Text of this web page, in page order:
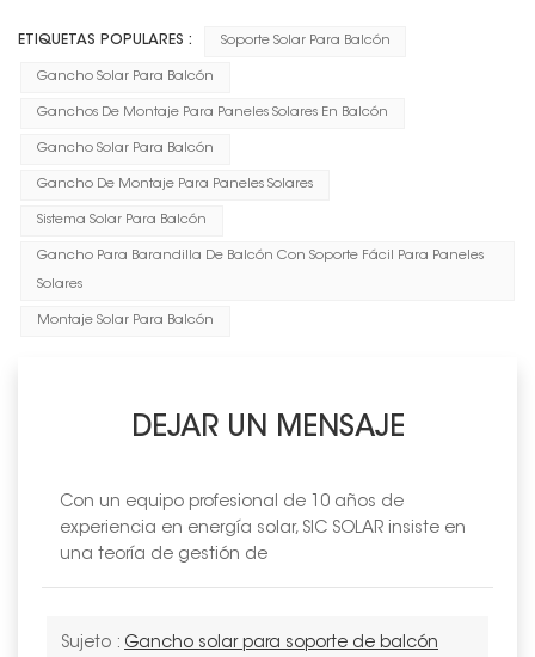
ETIQUETAS POPULARES : Soporte Solar Para Balcón
Gancho Solar Para Balcón
Ganchos De Montaje Para Paneles Solares En Balcón
Gancho Solar Para Balcón
Gancho De Montaje Para Paneles Solares
Sistema Solar Para Balcón
Gancho Para Barandilla De Balcón Con Soporte Fácil Para Paneles
Solares
Montaje Solar Para Balcón
DEJAR UN MENSAJE
Con un equipo profesional de 10 años de
experiencia en energía solar, SIC SOLAR insiste en
una teoría de gestión de
Sujeto : Gancho solar para soporte de balcón